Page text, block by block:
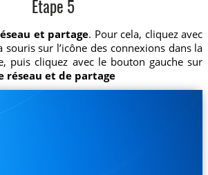
Etape 5
et partage. Pour cela, cliquez avec
sur l’icône des connexions dans la
puis cliquez avec le bouton gauche sur
réseau et de partage